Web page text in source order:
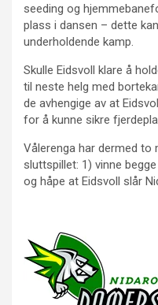
seeding og
plass i dansen – dette
underholdende kamp.
Skulle Eidsvoll klare å
til neste helg med
de avhengige av at
for å kunne sikre
Vålerenga har dermed
sluttspillet: 1) vinne
og håpe at Eidsvoll slår